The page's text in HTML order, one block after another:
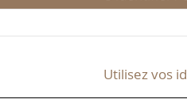
Utilisez vos